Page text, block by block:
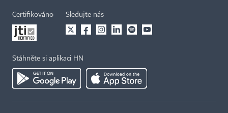
Certifikováno Sledujte nás
Stáhněte si aplikaci HN